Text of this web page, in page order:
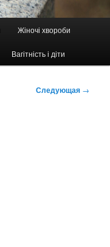
Жіночі хвороби
Вагітність і діти
Следующая →